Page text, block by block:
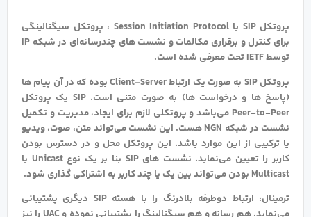
پروتکل SIP یا Session Initiation Protocol ، پروتکل سیگنالینگی
برای کنترل و برقراری مکالمات و نشست های چندرسانه‌ای در شبکه IP
توسط IETF تحت معرفی شده است.
پروتکل SIP به صورت یک ارتباط Client-Server بوده که در آن پیام ها
(پاسخ ها و درخواست ها) به صورت متنی است. SIP یک پروتکل
Peer-to-Peer می‌باشد و پروتکلی لازم برای ایجاد، مدیریت و تکمیل
نشست در شبکه NGN هست. این نشست می‌تواند متن، صوت، ویدیو
یا ترکیبی از این موارد باشد. این پروتکل محل و در دسترس بودن
کاربر را تعیین می‌نماید. نشست های SIP بنا بر یک نوع Unicast یا
Multicast بودن می‌تواند بین یک یا چند کاربر به اشتراکی گذاری شود.
ترمینال: ارتباط دوطرفه بلادرنگ را با هسته SIP دیگری پشتیبانی